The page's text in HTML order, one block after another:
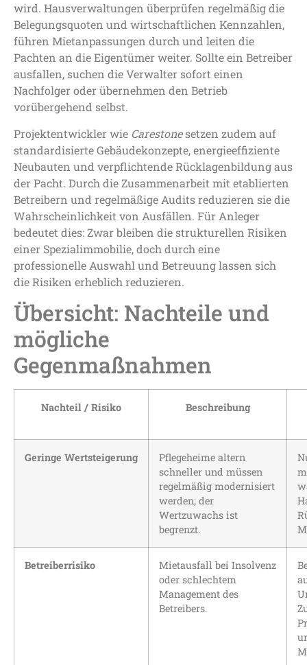
wird. Hausverwaltungen überprüfen regelmäßig die
Belegungsquoten und wirtschaftlichen Kennzahlen,
führen Mietanpassungen durch und leiten die
Pachten an die Eigentümer weiter. Sollte ein Betreiber
ausfallen, suchen die Verwalter sofort einen
Nachfolger oder übernehmen den Betrieb
vorübergehend selbst.
Projektentwickler wie Carestonesetzen zudem auf
standardisierte Gebäudekonzepte, energieeffiziente
Neubauten und verpflichtende Rücklagenbildung aus
der Pacht. Durch die Zusammenarbeit mit etablierten
Betreibern und regelmäßige Audits reduzieren sie die
Wahrscheinlichkeit von Ausfällen. Für Anleger
bedeutet dies: Zwar bleiben die strukturellen Risiken
einer Spezialimmobilie, doch durch eine
professionelle Auswahl und Betreuung lassen sich
die Risiken erheblich reduzieren.
Übersicht: Nachteile und
mögliche
Gegenmaßnahmen
Nachteil / Risiko Beschreibung
Geringe Wertsteigerung
Pflegeheime altern
schneller und müssen
regelmäßig modernisiert
werden; der
Wertzuwachs ist
begrenzt.
Betreiberrisiko
Mietausfall bei Insolvenz
oder schlechtem
Management des
Betreibers.